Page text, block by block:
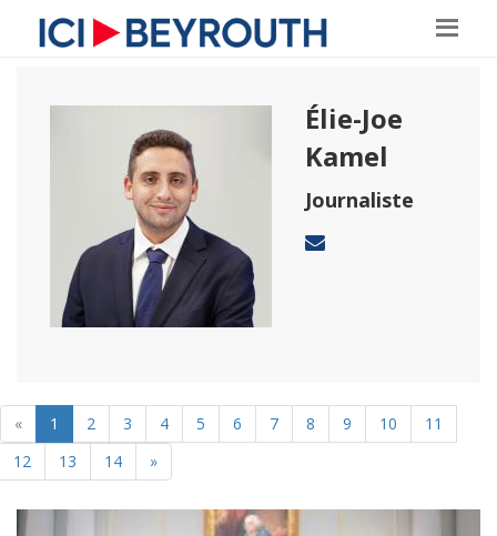
Élie-Joe
Kamel
Journaliste
« 1 2 3 4 5 6 7 8 9 10
11
12
13 14 »